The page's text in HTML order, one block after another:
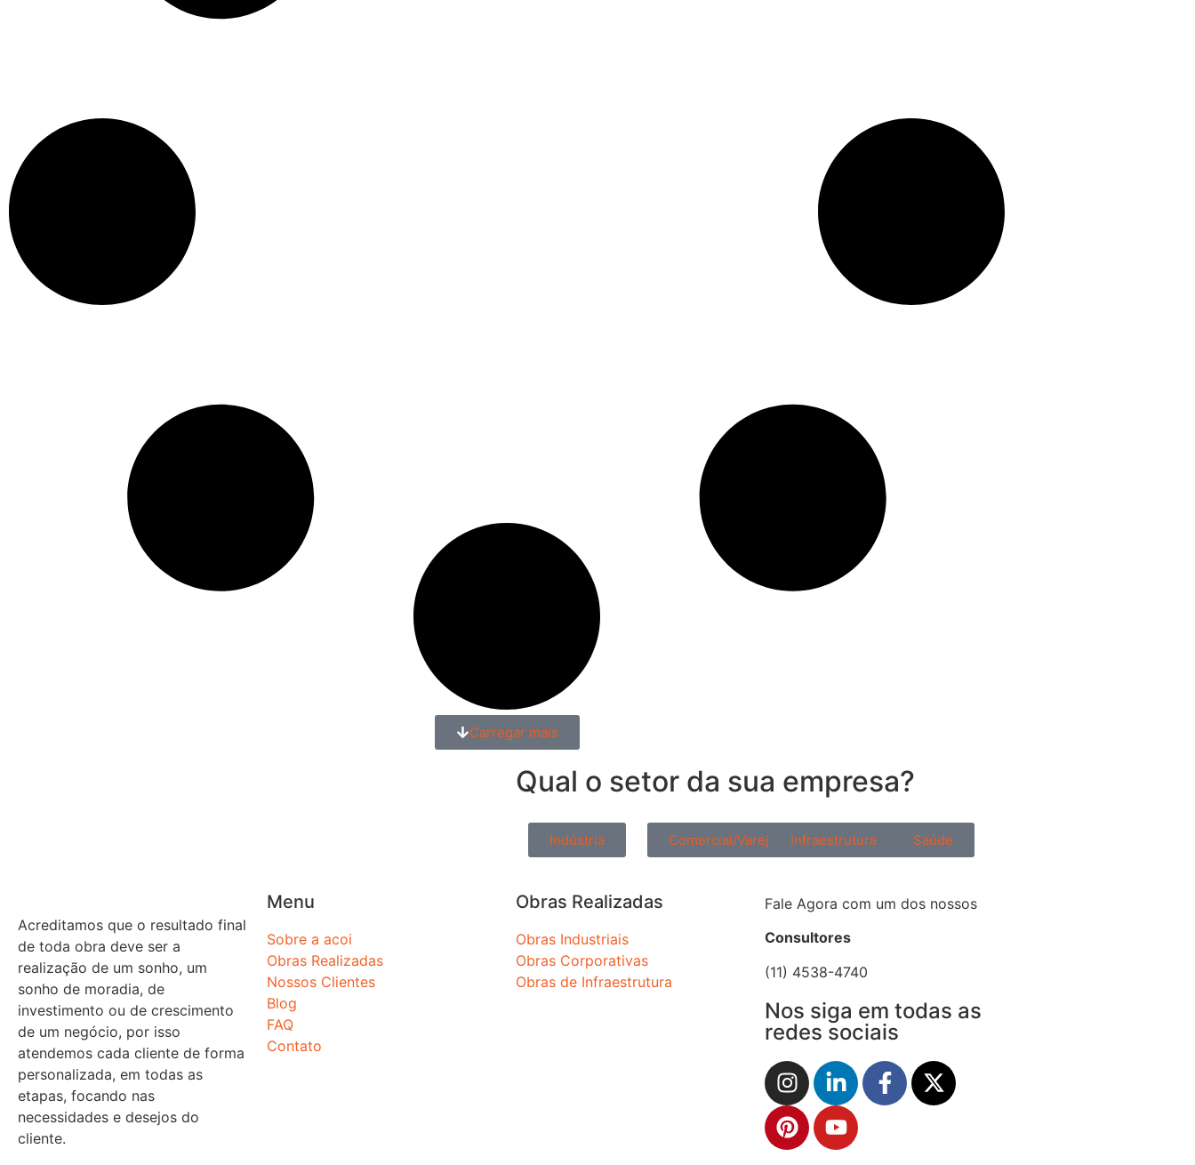
Carregar mais
Qual o setor da sua empresa?
Indústria Comercial/Varejo Infraestrutura Saúde
Acreditamos que o resultado final
de toda obra deve ser a
realização de um sonho, um
sonho de moradia, de
investimento ou de crescimento
de um negócio, por isso
atendemos cada cliente de forma
personalizada, em todas as
etapas, focando nas
necessidades e desejos do
cliente.
Menu
Sobre a acoi
Obras Realizadas
Nossos Clientes
Blog
FAQ
Contato
Obras Realizadas
Obras Industriais
Obras Corporativas
Obras de Infraestrutura
Fale Agora com um dos nossos
Consultores
(11) 4538-4740
Nos siga em todas as
redes sociais